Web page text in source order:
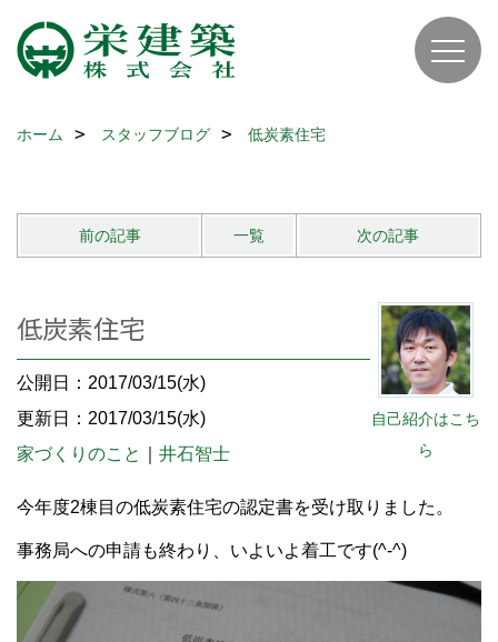
ホーム スタッフブログ 低炭素住宅
前の記事 一覧 次の記事
自己紹介はこち
ら
低炭素住宅
公開日：2017/03/15(水)
更新日：2017/03/15(水)
家づくりのこと
井石智士
今年度2棟目の低炭素住宅の認定書を受け取りました。
事務局への申請も終わり、いよいよ着工です(^-^)